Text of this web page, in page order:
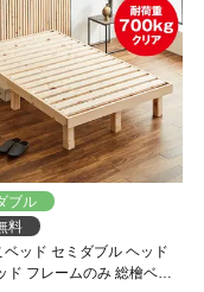
ブル
料
ベッド セミダブル ヘッド
ド フレームのみ 総檜ベッ